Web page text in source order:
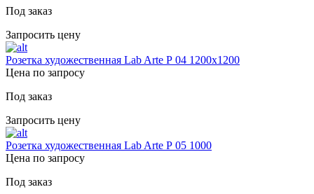
Под заказ
Запросить цену
Розетка художественная Lab Arte Р 04 1200х1200
Цена по запросу
Под заказ
Запросить цену
Розетка художественная Lab Arte Р 05 1000
Цена по запросу
Под заказ